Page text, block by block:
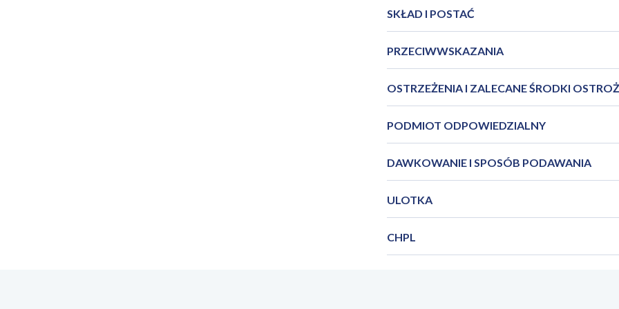
SKŁAD I POSTAĆ
PRZECIWWSKAZANIA
OSTRZEŻENIA I ZALECANE ŚRODKI
PODMIOT ODPOWIEDZIALNY
DAWKOWANIE I SPOSÓB PODAWANIA
ULOTKA
CHPL